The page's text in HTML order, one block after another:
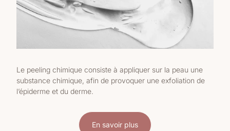
Le peeling chimique consiste à appliquer sur la peau une
substance chimique, afin de provoquer une exfoliation de
l’épiderme et du derme.
En savoir plus